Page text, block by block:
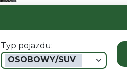
Typ pojazdu:
OSOBOWY/SUV